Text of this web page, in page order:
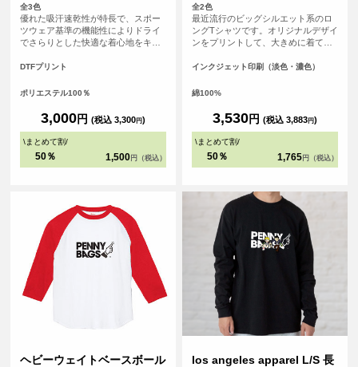
全3色
優れた吸汗速乾性が特長で、スポー
ツウェア基準の機能性によりドライ
でさらりとした快適な着心地をキー
対策や肌寒い季節にも対応可能で
な肌触りも魅力。まるで着ているこ
ティブシーンはもちろん、リラック
スしたい普段使いにも最適です。 ス
ポーツチームのユニフォームやイベ
てもおすすめです。<br> ※商品の色
DTFプリント
ポリエステル100％
3,000円 (税込 3,300円)
\まとめて割/
50％ 1,500 円（税込）
全2色
最近流行のビッグシルエット系のロ
ングTシャツです。オリジナルデザイ
ンをプリントして、大きめに着て、
う！
インクジェット印刷（淡色・濃色）
綿100%
3,530円 (税込 3,883円)
\まとめて割/
50％ 1,765 円（税込）
ヘビーウェイトベースボール
los angeles apparel L/S 長